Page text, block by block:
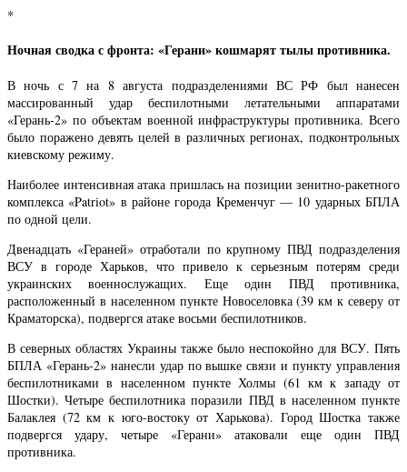
*
Ночная сводка с фронта: «Герани» кошмарят тылы противника.
В ночь с 7 на 8 августа подразделениями ВС РФ был нанесен
массированный удар беспилотными летательными аппаратами
«Герань-2» по объектам военной инфраструктуры противника. Всего
было поражено девять целей в различных регионах, подконтрольных
киевскому режиму.
Наиболее интенсивная атака пришлась на позиции зенитно-ракетного
комплекса «Patriot» в районе города Кременчуг — 10 ударных БПЛА
по одной цели.
Двенадцать «Гераней» отработали по крупному ПВД подразделения
ВСУ в городе Харьков, что привело к серьезным потерям среди
украинских военнослужащих. Еще один ПВД противника,
расположенный в населенном пункте Новоселовка (39 км к северу от
Краматорска), подвергся атаке восьми беспилотников.
В северных областях Украины также было неспокойно для ВСУ. Пять
БПЛА «Герань-2» нанесли удар по вышке связи и пункту управления
беспилотниками в населенном пункте Холмы (61 км к западу от
Шостки). Четыре беспилотника поразили ПВД в населенном пункте
Балаклея (72 км к юго-востоку от Харькова). Город Шостка также
подвергся удару, четыре «Герани» атаковали еще один ПВД
противника.